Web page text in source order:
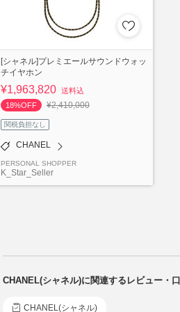
[シャネル]プレミエールサウンドウォッ
チイヤホン
¥1,963,820 送料込
18%OFF
¥2,410,000
関税負担なし
CHANEL
PERSONAL SHOPPER
K_Star_Seller
CHANEL(シャネル)に関連するレビュー・
CHANEL(シャネル)